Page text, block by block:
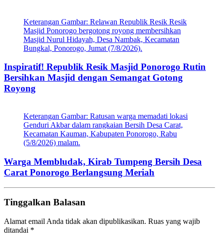
Keterangan Gambar: Relawan Republik Resik Resik
Masjid Ponorogo bergotong royong membersihkan
Masjid Nurul Hidayah, Desa Nambak, Kecamatan
Bungkal, Ponorogo, Jumat (7/8/2026).
Inspiratif! Republik Resik Masjid Ponorogo Rutin
Bersihkan Masjid dengan Semangat Gotong
Royong
Keterangan Gambar: Ratusan warga memadati lokasi
Genduri Akbar dalam rangkaian Bersih Desa Carat,
Kecamatan Kauman, Kabupaten Ponorogo, Rabu
(5/8/2026) malam.
Warga Membludak, Kirab Tumpeng Bersih Desa
Carat Ponorogo Berlangsung Meriah
Tinggalkan Balasan
Alamat email Anda tidak akan dipublikasikan. Ruas yang wajib
ditandai *